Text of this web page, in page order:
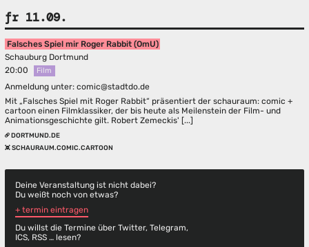
fr 11.09.
Falsches Spiel mir Roger Rabbit (OmU)
Schauburg Dortmund
20:00
Film
Anmeldung unter: comic@stadtdo.de
Mit „Falsches Spiel mit Roger Rabbit“ präsentiert der schauraum: comic +
cartoon einen Filmklassiker, der bis heute als Meilenstein der Film- und
Animationsgeschichte gilt. Robert Zemeckis' [...]
DORTMUND.DE
SCHAURAUM.COMIC.CARTOON
Deine Veranstaltung ist nicht dabei?
Du weißt noch von etwas?
+ termin eintragen
Du willst die Termine über Twitter, Telegram,
ICS, RSS … lesen?